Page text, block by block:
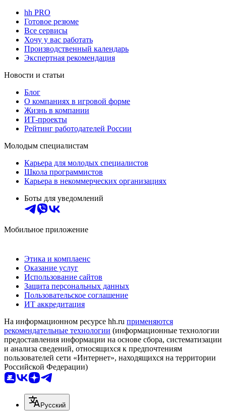
hh PRO
Готовое резюме
Все сервисы
Хочу у вас работать
Производственный календарь
Экспертная рекомендация
Новости и статьи
Блог
О компаниях в игровой форме
Жизнь в компании
ИТ-проекты
Рейтинг работодателей России
Молодым специалистам
Карьера для молодых специалистов
Школа программистов
Карьера в некоммерческих организациях
Боты для уведомлений
Мобильное приложение
Этика и комплаенс
Оказание услуг
Использование сайтов
Защита персональных данных
Пользовательское соглашение
ИТ аккредитация
На информационном ресурсе hh.ru применяются
рекомендательные технологии (информационные технологии
предоставления информации на основе сбора, систематизации
и анализа сведений, относящихся к предпочтениям
пользователей сети «Интернет», находящихся на территории
Российской Федерации)
Русский